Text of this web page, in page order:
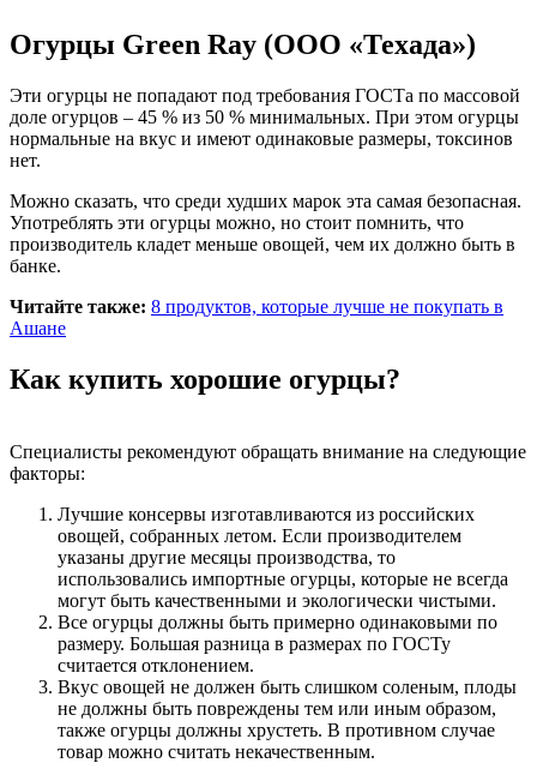
Огурцы Green Ray (ООО «Техада»)
Эти огурцы не попадают под требования ГОСТа по массовой
доле огурцов – 45 % из 50 % минимальных. При этом огурцы
нормальные на вкус и имеют одинаковые размеры, токсинов
нет.
Можно сказать, что среди худших марок эта самая безопасная.
Употреблять эти огурцы можно, но стоит помнить, что
производитель кладет меньше овощей, чем их должно быть в
банке.
Читайте также: 8 продуктов, которые лучше не покупать в
Ашане
Как купить хорошие огурцы?
Специалисты рекомендуют обращать внимание на следующие
факторы:
Лучшие консервы изготавливаются из российских
овощей, собранных летом. Если производителем
указаны другие месяцы производства, то
использовались импортные огурцы, которые не всегда
могут быть качественными и экологически чистыми.
Все огурцы должны быть примерно одинаковыми по
размеру. Большая разница в размерах по ГОСТу
считается отклонением.
Вкус овощей не должен быть слишком соленым, плоды
не должны быть повреждены тем или иным образом,
также огурцы должны хрустеть. В противном случае
товар можно считать некачественным.